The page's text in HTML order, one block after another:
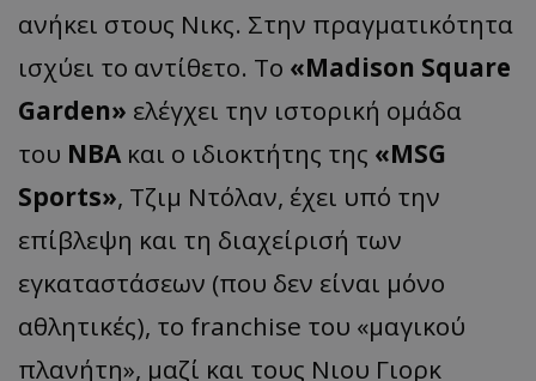
ανήκει στους Νικς. Στην πραγματικότητα
ισχύει το αντίθετο. To «Madison Square
Garden» ελέγχει την ιστορική ομάδα
του ΝΒΑ και ο ιδιοκτήτης της «MSG
Sports», Τζιμ Ντόλαν, έχει υπό την
επίβλεψη και τη διαχείρισή των
εγκαταστάσεων (που δεν είναι μόνο
αθλητικές), το franchise του «μαγικού
πλανήτη», μαζί και τους Νιου Γιορκ